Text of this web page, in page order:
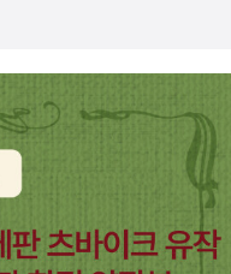
마디는 따로 없다고 느낍
내가 쓰는 어느 말이든 모두
리거나 얄궂게 뒤틀 적에
프거나 얄궂습니다. 낱말만
거듭나지 않습니다. 말투만
듯하게 달라지지 않습니다.